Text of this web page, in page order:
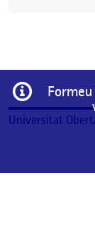
Informació
Universitat